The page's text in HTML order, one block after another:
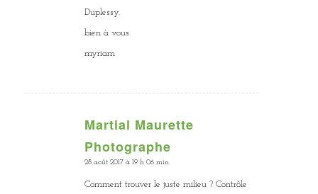
Duplessy.
bien à vous
myriam
Martial Maurette
Photographe
dit
28 août 2017 à 19 h 06 min
Comment trouver le juste milieu ? Contrôle